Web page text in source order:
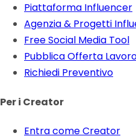
Piattaforma Influencer
Agenzia & Progetti
Free Social Media Tool
Pubblica Offerta
Richiedi Preventivo
Per i Creator
Entra come Creator